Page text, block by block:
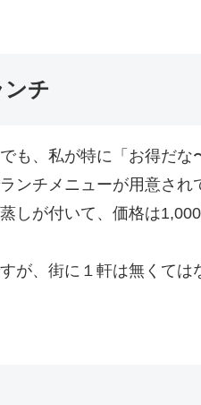
チ
も、私が特に「お得だな
ンチメニューが用意さ
しが付いて、価格は
が、街に１軒は無くて